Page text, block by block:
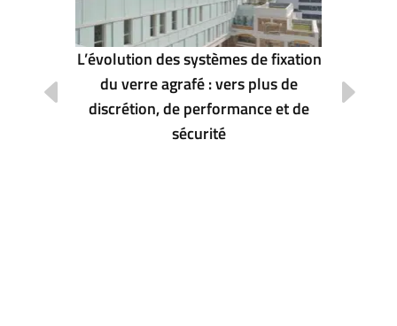
L’évolution des systèmes de fixation
du verre agrafé : vers plus de
discrétion, de performance et de
sécurité